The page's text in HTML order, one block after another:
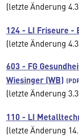
(letzte Änderung
124 - LI Friseure -
(letzte Änderung
603 - FG
Wiesinger (WB)
(letzte Änderung
110 - LI
(letzte Änderung